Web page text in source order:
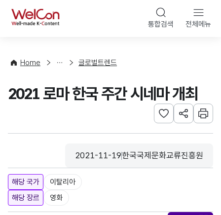
WelCon 통합검색 전체메뉴
Home
향
계
글로벌트렌드
2021 로마 한국 주간 시네마 개최
관심사 등록하기
URL 공유하
인쇄
등록일
2021-11-19
수집기관
한국국제문화교류진흥원
해당 국가
이탈리아
해당 장르
영화